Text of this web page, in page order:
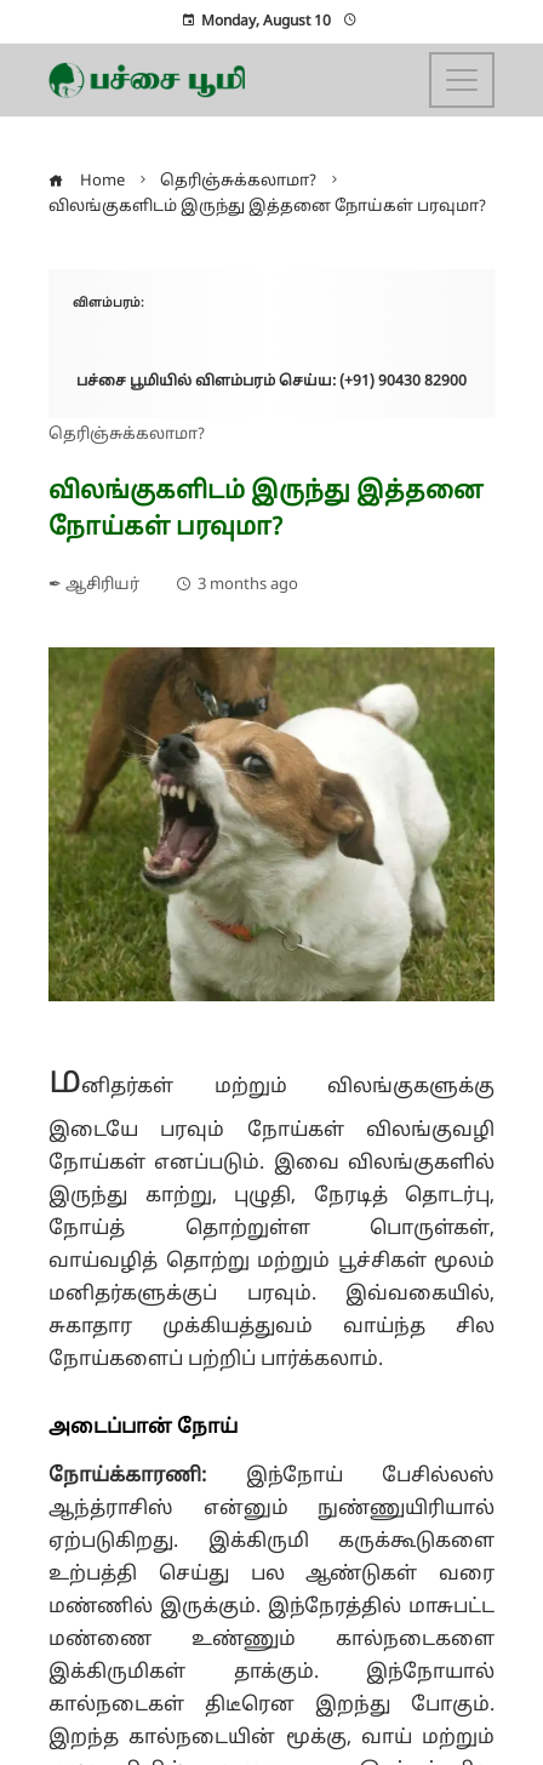
Monday, August 10
Home
தெரிஞ்சுக்கலாமா?
விலங்குகளிடம் இருந்து இத்தனை நோய்கள் பரவுமா?
விளம்பரம்:
பச்சை பூமியில் விளம்பரம் செய்ய: (+91) 90430 82900
தெரிஞ்சுக்கலாமா?
விலங்குகளிடம் இருந்து இத்தனை
நோய்கள் பரவுமா?
✒ ஆசிரியர் 3 months ago
மனிதர்கள் மற்றும் விலங்குகளுக்கு
இடையே பரவும் நோய்கள் விலங்குவழி
நோய்கள் எனப்படும். இவை விலங்குகளில்
இருந்து காற்று, புழுதி, நேரடித் தொடர்பு,
நோய்த் தொற்றுள்ள பொருள்கள்,
வாய்வழித் தொற்று மற்றும் பூச்சிகள் மூலம்
மனிதர்களுக்குப் பரவும். இவ்வகையில்,
சுகாதார முக்கியத்துவம் வாய்ந்த சில
நோய்களைப் பற்றிப் பார்க்கலாம்.
அடைப்பான் நோய்
நோய்க்காரணி: இந்நோய் பேசில்லஸ்
ஆந்த்ராசிஸ் என்னும் நுண்ணுயிரியால்
ஏற்படுகிறது. இக்கிருமி கருக்கூடுகளை
உற்பத்தி செய்து பல ஆண்டுகள் வரை
மண்ணில் இருக்கும். இந்நேரத்தில் மாசுபட்ட
மண்ணை உண்ணும் கால்நடைகளை
இக்கிருமிகள் தாக்கும். இந்நோயால்
கால்நடைகள் திடீரென இறந்து போகும்.
இறந்த கால்நடையின் மூக்கு, வாய் மற்றும்